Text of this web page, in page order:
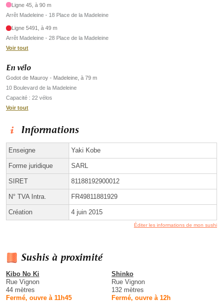
Ligne 45, à 90 m
Arrêt Madeleine - 18 Place de la Madeleine
Ligne 5491, à 49 m
Arrêt Madeleine - 28 Place de la Madeleine
Voir tout
En vélo
Godot de Mauroy - Madeleine, à 79 m
10 Boulevard de la Madeleine
Capacité : 22 vélos
Voir tout
Informations
Enseigne Yaki Kobe
Forme juridique SARL
SIRET 81188192900012
N° TVA Intra. FR49811881929
Création 4 juin 2015
Éditer les informations de mon sushi
Sushis à proximité
Kibo No Ki
Rue Vignon
44 mètres
Fermé, ouvre à 11h45
Shinko
Rue Vignon
132 mètres
Fermé, ouvre à 12h